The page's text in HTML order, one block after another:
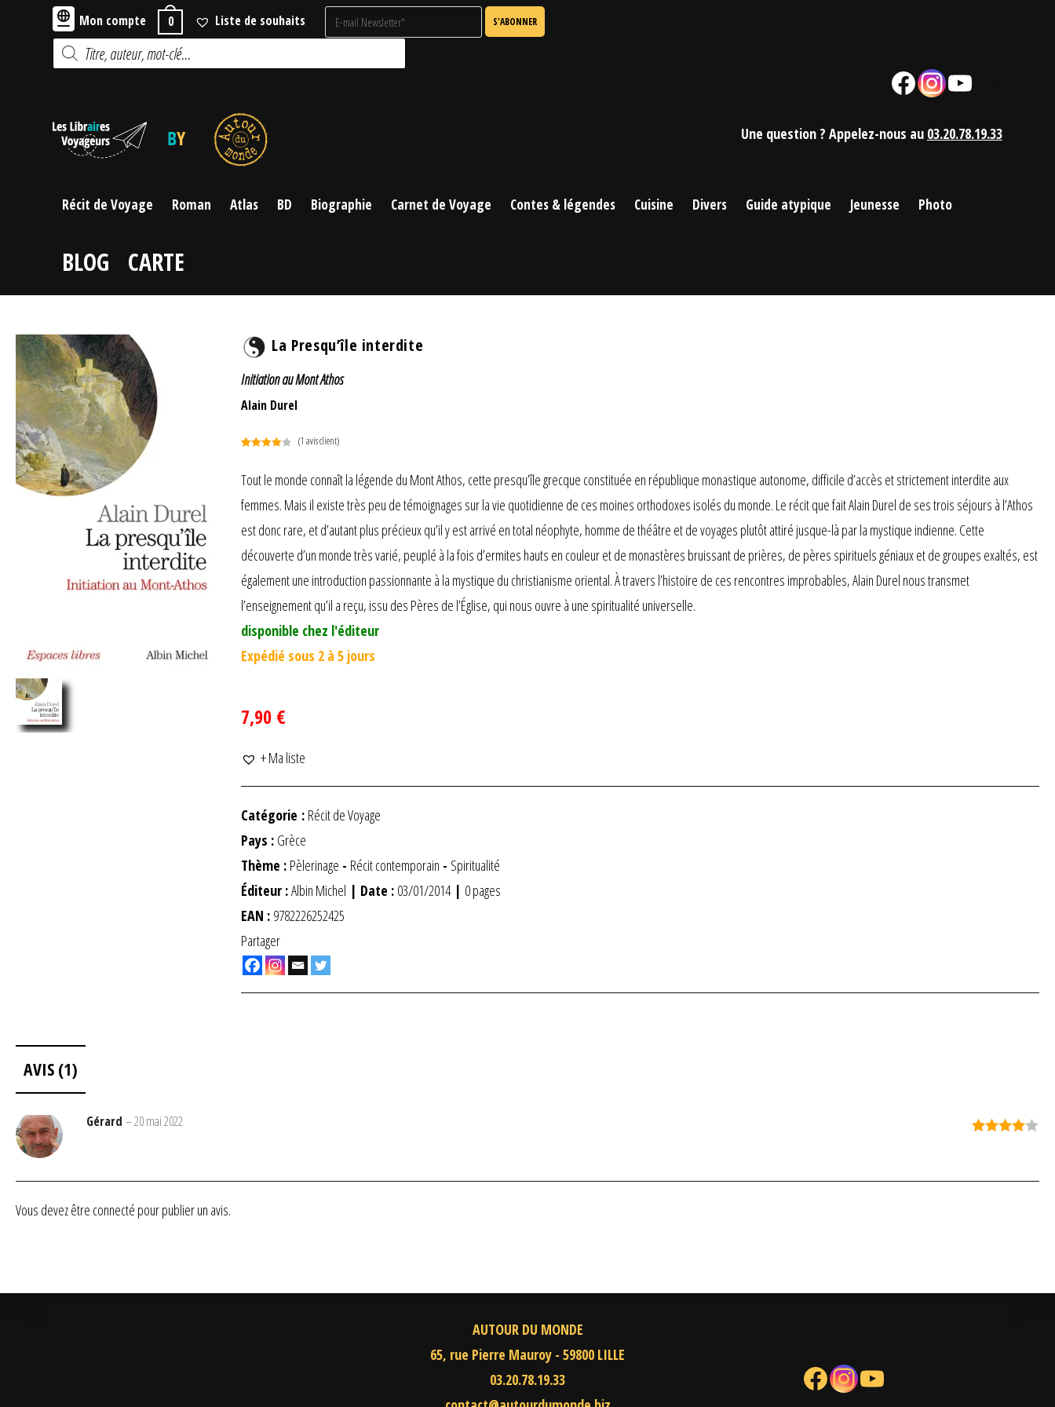
Mon compte 0 Liste de souhaits
Recherche
de
produits
FacebookInstagramYouTube
Une question ? Appelez-nous au 03.20.78.19.33
Récit de Voyage Roman Atlas BD Biographie Carnet de Voyage Contes & légendes Cuisine Divers Guide atypique Jeunesse Photo
BLOG CARTE
La Presqu’île interdite
Initiation au Mont Athos
Alain Durel
basé
sur
client
(1 avis client)
Tout le monde connaît la légende du Mont Athos, cette presqu’île grecque constituée en république monastique autonome, difficile d’accès et strictement interdite aux
femmes. Mais il existe très peu de témoignages sur la vie quotidienne de ces moines orthodoxes isolés du monde. Le récit que fait Alain Durel de ses trois séjours à l’Athos
est donc rare, et d’autant plus précieux qu’il y est arrivé en total néophyte, homme de théâtre et de voyages plutôt attiré jusque-là par la mystique indienne. Cette
découverte d’un monde très varié, peuplé à la fois d’ermites hauts en couleur et de monastères bruissant de prières, de pères spirituels géniaux et de groupes exaltés, est
également une introduction passionnante à la mystique du christianisme oriental. À travers l’histoire de ces rencontres improbables, Alain Durel nous transmet
l’enseignement qu’il a reçu, issu des Pères de l’Église, qui nous ouvre à une spiritualité universelle.
disponible chez l'éditeur
Expédié sous 2 à 5 jours
7,90 €
+ Ma liste
Catégorie : Récit de Voyage
Pays : Grèce
Thème : Pèlerinage - Récit contemporain - Spiritualité
Éditeur :Albin Michel | Date : 03/01/2014| 0 pages
EAN : 9782226252425
Partager
AVIS (1)
Gérard –20 mai 2022
Vous devez être connecté pour publier un avis.
AUTOUR DU MONDE
65, rue Pierre Mauroy - 59800 LILLE
03.20.78.19.33
Facebook Instagram YouTube